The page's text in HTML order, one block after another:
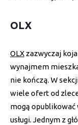
OLX
OLX zazwyczaj
wynajmem
nie kończą. W
wiele ofert od
mogą opublikować
usługi. Jednym z